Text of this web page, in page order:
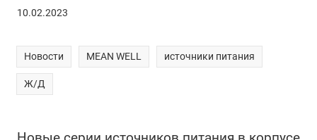
10.02.2023
Новости MEAN WELL источники питания
Ж/Д